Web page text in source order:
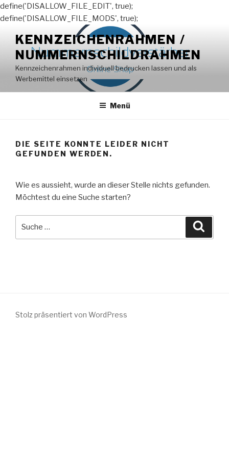
define('DISALLOW_FILE_EDIT', true);
define('DISALLOW_FILE_MODS', true);
Inhalt
springen
KENNZEICHENRAHMEN /
NUMMERNSCHILDRAHMEN
Kennzeichenrahmen individuell bedrucken lassen und als
Werbemittel einsetzen
Menü
DIE SEITE KONNTE LEIDER NICHT
GEFUNDEN WERDEN.
Wie es aussieht, wurde an dieser Stelle nichts gefunden.
Möchtest du eine Suche starten?
Stolz präsentiert von WordPress